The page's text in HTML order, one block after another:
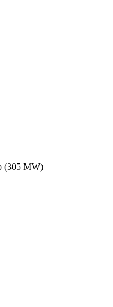
(305 MW)